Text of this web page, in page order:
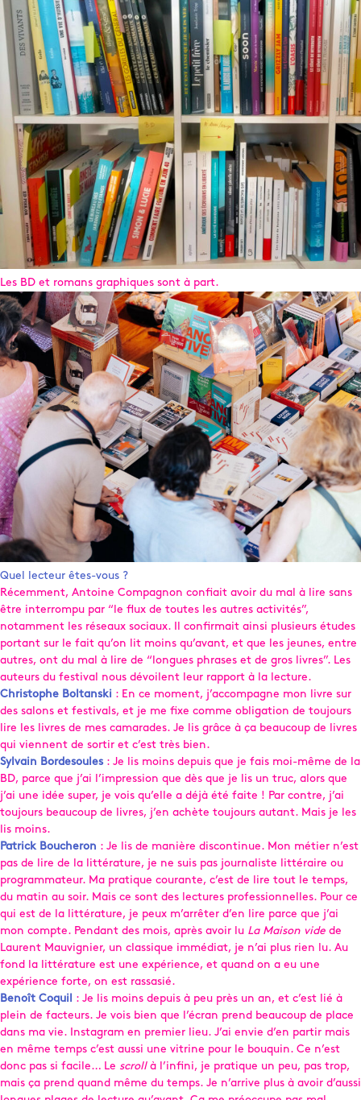
Les BD et romans graphiques sont à part.
Quel lecteur êtes-vous ?
Récemment, Antoine Compagnon confiait avoir du mal à lire sans
être interrompu par “le flux de toutes les autres activités”,
notamment les réseaux sociaux. Il confirmait ainsi plusieurs études
portant sur le fait qu’on lit moins qu’avant, et que les jeunes, entre
autres, ont du mal à lire de “longues phrases et de gros livres”. Les
auteurs du festival nous dévoilent leur rapport à la lecture.
Christophe Boltanski : En ce moment, j’accompagne mon livre sur
des salons et festivals, et je me fixe comme obligation de toujours
lire les livres de mes camarades. Je lis grâce à ça beaucoup de livres
qui viennent de sortir et c’est très bien.
Sylvain Bordesoules : Je lis moins depuis que je fais moi-même de la
BD, parce que j’ai l’impression que dès que je lis un truc, alors que
j’ai une idée super, je vois qu’elle a déjà été faite ! Par contre, j’ai
toujours beaucoup de livres, j’en achète toujours autant. Mais je les
lis moins.
Patrick Boucheron : Je lis de manière discontinue. Mon métier n’est
pas de lire de la littérature, je ne suis pas journaliste littéraire ou
programmateur. Ma pratique courante, c’est de lire tout le temps,
du matin au soir. Mais ce sont des lectures professionnelles. Pour ce
qui est de la littérature, je peux m’arrêter d’en lire parce que j’ai
mon compte. Pendant des mois, après avoir lu La Maison vide de
Laurent Mauvignier, un classique immédiat, je n’ai plus rien lu. Au
fond la littérature est une expérience, et quand on a eu une
expérience forte, on est rassasié.
Benoît Coquil : Je lis moins depuis à peu près un an, et c’est lié à
plein de facteurs. Je vois bien que l’écran prend beaucoup de place
dans ma vie. Instagram en premier lieu. J’ai envie d’en partir mais
en même temps c’est aussi une vitrine pour le bouquin. Ce n’est
donc pas si facile… Le scrollà l’infini, je pratique un peu, pas trop,
mais ça prend quand même du temps. Je n’arrive plus à avoir d’aussi